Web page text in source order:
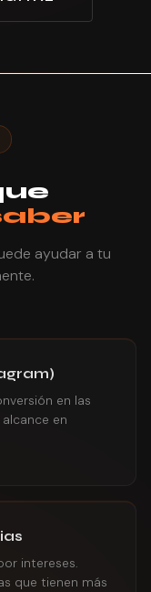
ayudar a tu
en las
en
intereses.
que tienen más